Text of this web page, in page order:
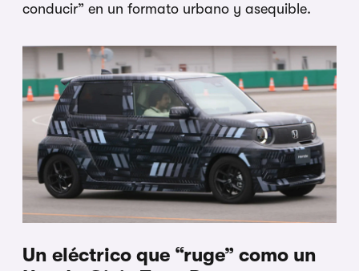
conducir” en un formato urbano y asequible.
Un eléctrico que “ruge” como un